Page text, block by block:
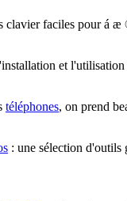
clavier faciles pour
et l'utilisation
téléphones, on prend
: une sélection d'outils